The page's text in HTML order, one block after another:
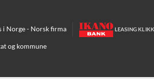
Norge - Norsk firma LEASING
og kommune